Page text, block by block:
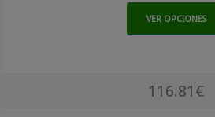
VER OPCIONES
116.81€